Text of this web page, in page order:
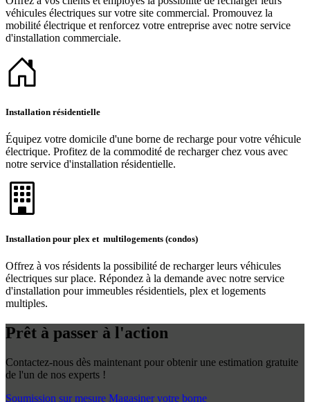
véhicules électriques sur votre site commercial. Promouvez la
mobilité électrique et renforcez votre entreprise avec notre service
d'installation commerciale.
Installation résidentielle
Équipez votre domicile d'une borne de recharge pour votre véhicule
électrique. Profitez de la commodité de recharger chez vous avec
notre service d'installation résidentielle.
Installation pour plex et multilogements (condos)
Offrez à vos résidents la possibilité de recharger leurs véhicules
électriques sur place. Répondez à la demande avec notre service
d'installation pour immeubles résidentiels, plex et logements
multiples.
Prêt à passer à l'action
Contactez-nous dès maintenant pour obtenir une estimation gratuite
de l'un de nos experts !
Soumission sur mesure Magasiner votre borne